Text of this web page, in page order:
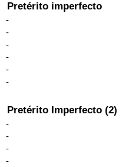
Pretérito imperfecto
-
-
-
-
-
-
Pretérito Imperfecto (2)
-
-
-
-